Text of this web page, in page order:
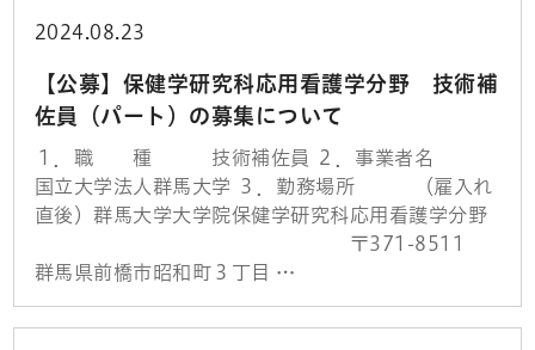
2024.08.23
【公募】保健学研究科応用看護学分野 技術補
佐員（パート）の募集について
１．職 種 技術補佐員 ２．事業者名
国立大学法人群馬大学 ３．勤務場所 （雇入れ
直後）群馬大学大学院保健学研究科応用看護学分野
〒371-8511
群馬県前橋市昭和町３丁目 …